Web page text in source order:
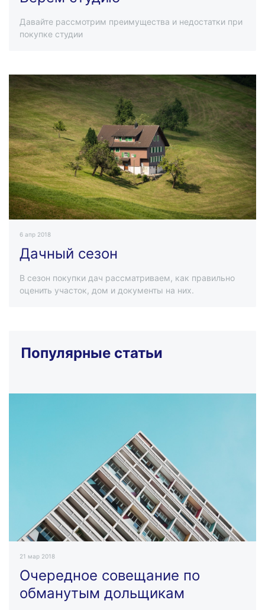
Давайте рассмотрим преимущества и недостатки при
покупке студии
6 апр 2018
Дачный сезон
В сезон покупки дач рассматриваем, как правильно
оценить участок, дом и документы на них.
Популярные статьи
21 мар 2018
Очередное совещание по
обманутым дольщикам